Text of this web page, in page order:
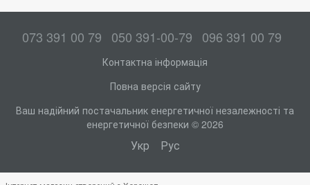
073 391 00 79 050 391-00-79 096 391 00 79
Контактна інформація
Повна версія сайту
Ваш надійний постачальник енергетичної незалежності та
енергетичної безпеки © 2026
Укр Рус